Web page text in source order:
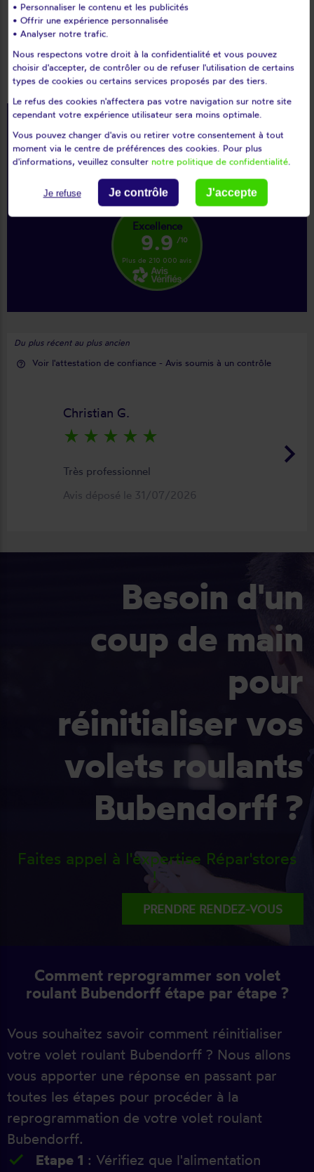
Ils ont faitconfiance à
Répar'stores et n'ont pas été
déçus !
1 368 320
interventions
Excellence
9.9 /10
Plus de 210 000 avis
Du plus récent au plus ancien
help_outline Voir l'attestation de confiance - Avis soumis à un contrôle
keyboard_arrow_right
Christian G.
star_rate star_rate star_rate star_rate star_rate
Très professionnel
Avis déposé le 31/07/2026
Besoin d'un
coup de main
pour
réinitialiser vos
volets roulants
Bubendorff ?
Faites appel à l'expertise Répar'stores
!
PRENDRE RENDEZ-VOUS
Comment reprogrammer son volet
roulant Bubendorff étape par étape ?
Vous souhaitez savoir comment réinitialiser
votre volet roulant Bubendorff ? Nous allons
vous apporter une réponse en passant par
toutes les étapes pour procéder à la
reprogrammation de votre volet roulant
Bubendorff.
Etape 1 : Vérifiez que l'alimentation
• Personnaliser le contenu et les publicités
• Offrir une expérience personnalisée
• Analyser notre trafic.
Nous respectons votre droit à la confidentialité et vous pouvez
choisir d'accepter, de contrôler ou de refuser l'utilisation de certains
types de cookies ou certains services proposés par des tiers.
Le refus des cookies n'affectera pas votre navigation sur notre site
cependant votre expérience utilisateur sera moins optimale.
Vous pouvez changer d'avis ou retirer votre consentement à tout
moment via le centre de préférences des cookies. Pour plus
d'informations, veuillez consulter notre politique de confidentialité.
Je refuse Je contrôle J'accepte